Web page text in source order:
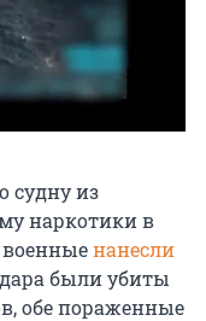
судну из
наркотики в
нанесли
были убиты
обе пораженные